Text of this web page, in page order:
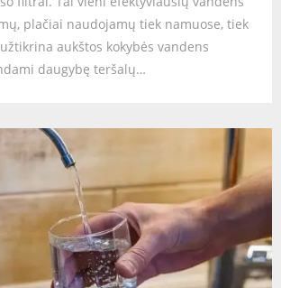
plačiai naudojamų tiek namuose, tiek
aukštos kokybės vandens
daugybę teršalų…